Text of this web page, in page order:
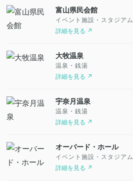
富山県民会館
イベント施設・スタジアム
詳細を見る ↗
大牧温泉
温泉・銭湯
詳細を見る ↗
宇奈月温泉
温泉・銭湯
詳細を見る ↗
オーバード・ホール
イベント施設・スタジアム
詳細を見る ↗